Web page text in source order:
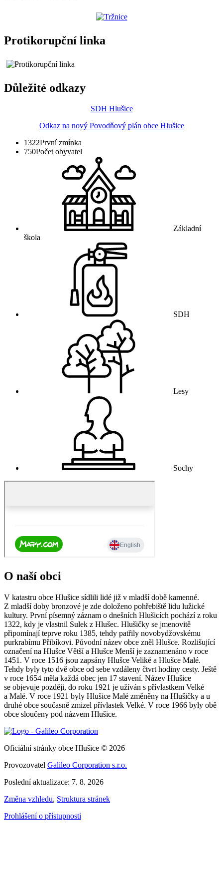
Protikorupční linka
Důležité odkazy
SDH Hlušice
Odkaz na nový Povodňový plán obce Hlušice
1322První zmínka
750Počet obyvatel
Základní
škola
SDH
Lesy
Sochy
O naší obci
V katastru obce Hlušice sídlili lidé již v mladší době kamenné.
Z mladší doby bronzové je zde doloženo pohřebiště lidu lužické
kultury. První písemný záznam o dnešních Hlušicích pochází z roku
1322, kdy je vlastnil Sulek z Hlušec. Hlušičky se jmenovitě
připomínají teprve roku 1385, tehdy patřily novobydžovskému
purkrabímu Přibíkovi. Původní název obce zněl Hlušce. Rozlišující
označení na Hlušce Větší a Hlušce Menší je zaznamenáno v roce
1451. V roce 1516 jsou zapsány Hlušce Veliké a Hlušce Malé.
Tehdy byly tyto dvě obce od sebe vzdáleny čtvrt hodiny cesty. Ještě
v roce 1654 měla každá obec jen 17 stavení. Název Hlušice
se objevuje později, do roku 1921 je užíván s přívlastkem Velké
a Malé. V roce 1921 byly Hlušice Malé změněny na Hlušičky a u
druhé obce současně zmizel přívlastek Velké. V roce 1966 byly obě
obce sloučeny pod názvem Hlušice.
Oficiální stránky obce Hlušice © 2026
Provozovatel Galileo Corporation s.r.o.
Poslední aktualizace: 7. 8. 2026
Změna vzhledu, Struktura stránek
Prohlášení o přístupnosti